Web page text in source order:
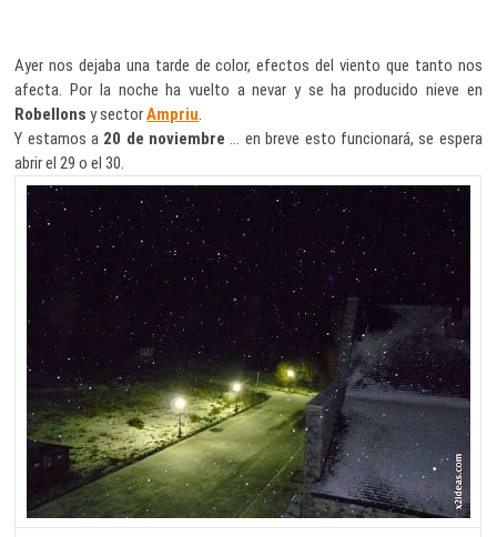
Ayer nos dejaba una tarde de color, efectos del viento que tanto nos
afecta. Por la noche ha vuelto a nevar y se ha producido nieve en
Robellons y sectorAmpriu.
Y estamos a 20 de noviembre … en breve esto funcionará, se espera
abrir el 29 o el 30.